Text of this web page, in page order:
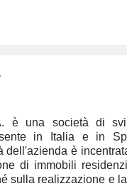
è una società di
in Italia e in
dell'azienda è
di immobili
sulla realizzazione e